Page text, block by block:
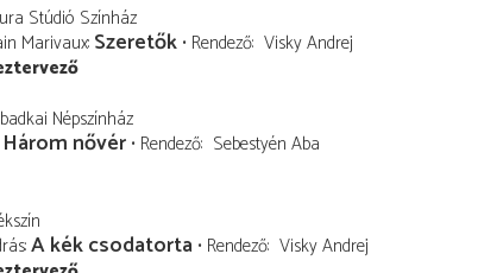
Stúdió Színház
Marivaux Szeretők Rendező Visky Andrej
Népszínház
Három nővér Rendező Sebestyén Aba
A kék csodatorta Rendező Visky Andrej